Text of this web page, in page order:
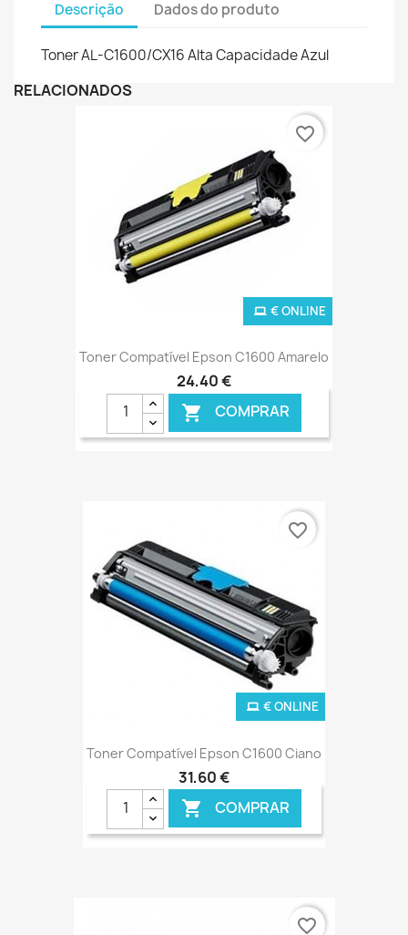
Descrição Dados do produto
Toner AL-C1600/CX16 Alta Capacidade Azul
RELACIONADOS
Toner Compatível Epson C1600 Amarelo
24,40 €
 COMPRAR
€ ONLINE
favorite_border
Toner Compatível Epson C1600 Ciano
31,60 €
 COMPRAR
€ ONLINE
favorite_border
favorite_border